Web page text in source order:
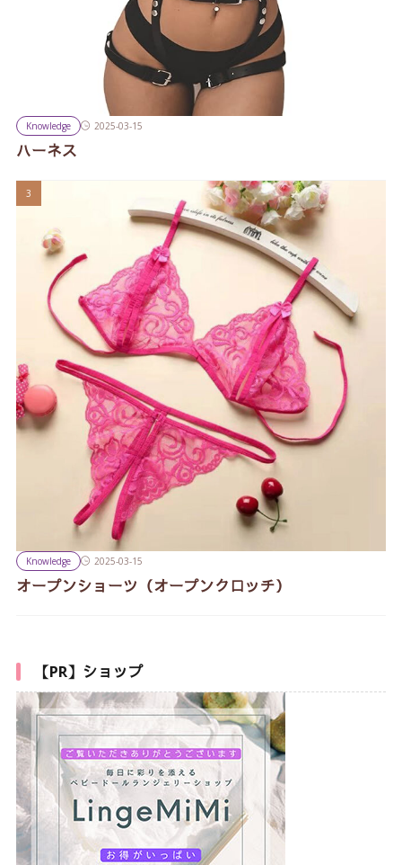
Knowledge 2025-03-15
ハーネス
Knowledge 2025-03-15
オープンショーツ（オープンクロッチ）
【PR】ショップ